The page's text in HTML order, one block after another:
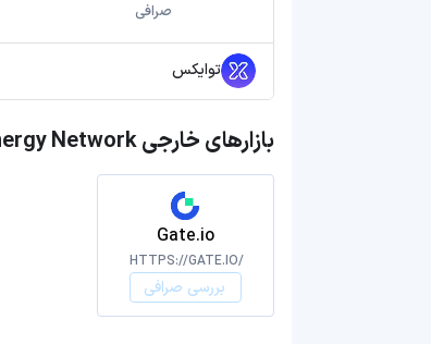
صرافی
توایکس
بازارهای خارجی Internet of Energy Network
Gate.io
HTTPS://GATE.IO/
بررسی صرافی